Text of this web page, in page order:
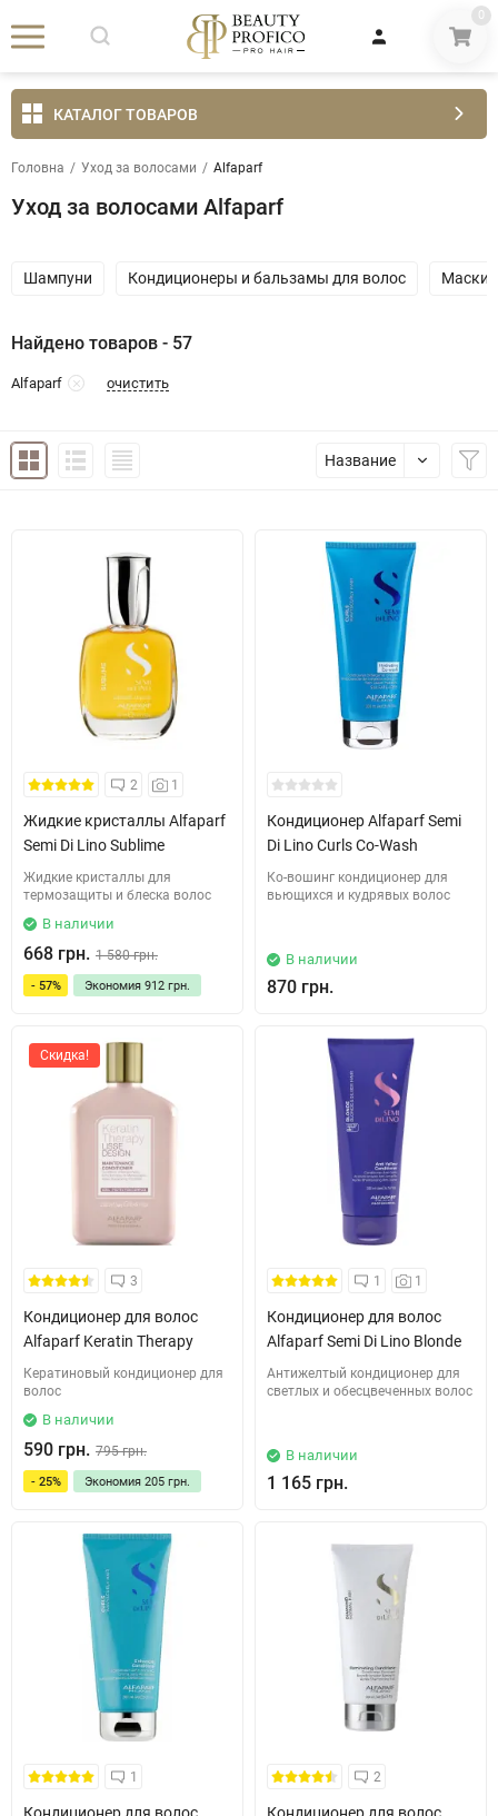
0
КАТАЛОГ ТОВАРОВ
Головна / Уход за волосами / Alfaparf
Уход за волосами Alfaparf
Шампуни Кондиционеры и бальзамы для волос Маски
Найдено товаров - 57
Alfaparf очистить
Название
2 1
Жидкие кристаллы Alfaparf
Semi Di Lino Sublime
Жидкие кристаллы для
термозащиты и блеска волос
В наличии
668 грн. 1 580 грн.
- 57% Экономия 912 грн.
Кондиционер Alfaparf Semi
Di Lino Curls Co-Wash
Ко-вошинг кондиционер для
вьющихся и кудрявых волос
В наличии
870 грн.
Скидка!
3
Кондиционер для волос
Alfaparf Keratin Therapy
Кератиновый кондиционер для
волос
В наличии
590 грн. 795 грн.
- 25% Экономия 205 грн.
1 1
Кондиционер для волос
Alfaparf Semi Di Lino Blonde
Антижелтый кондиционер для
светлых и обесцвеченных волос
В наличии
1 165 грн.
1 2